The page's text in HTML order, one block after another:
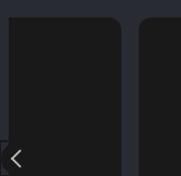
Excellent